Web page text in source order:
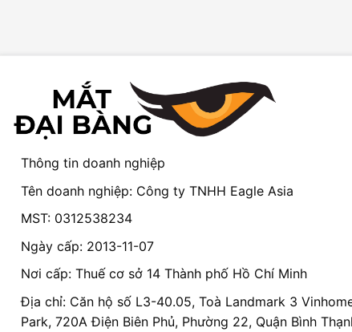
Thông tin doanh nghiệp
Tên doanh nghiệp: Công ty TNHH Eagle Asia
MST: 0312538234
Ngày cấp: 2013-11-07
Nơi cấp: Thuế cơ sở 14 Thành phố Hồ Chí Minh
Địa chỉ: Căn hộ số L3-40.05, Toà Landmark 3
Park, 720A Điện Biên Phủ, Phường 22, Quận Bình